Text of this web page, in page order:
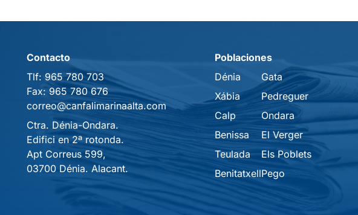
Contacto
Tlf: 965 780 703
Fax: 965 780 676
correo@canfalimarinaalta.com
Ctra. Dénia-Ondara.
Edifici en 2ª rotonda.
Apt Correus 599,
03700 Dénia. Alacant.
Poblaciones
Dénia
Xábia
Calp
Benissa
Teulada
Benitatxell
Gata
Pedreguer
Ondara
El Verger
Els Poblets
Pego